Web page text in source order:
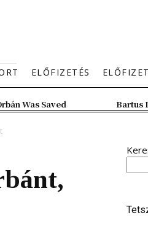
ELŐFIZETÉS
Was Saved Bartus